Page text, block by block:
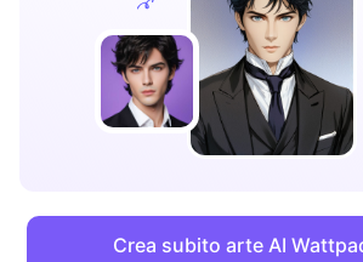
Crea subito arte AI